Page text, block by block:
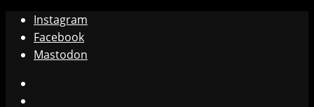
Zum
Inhalt
springen
Instagram
Facebook
Mastodon